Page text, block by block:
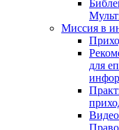
Миссия в
для